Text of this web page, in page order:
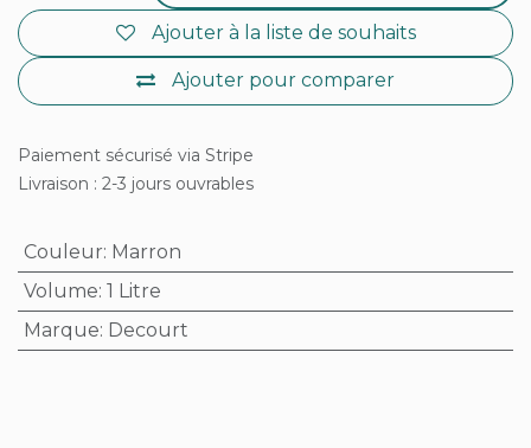
Ajouter pour comparer
Ajouter à la liste de souhaits
Paiement sécurisé via Stripe
Livraison : 2-3 jours ouvrables
Couleur: Marron
Volume: 1 Litre
Marque: Decourt